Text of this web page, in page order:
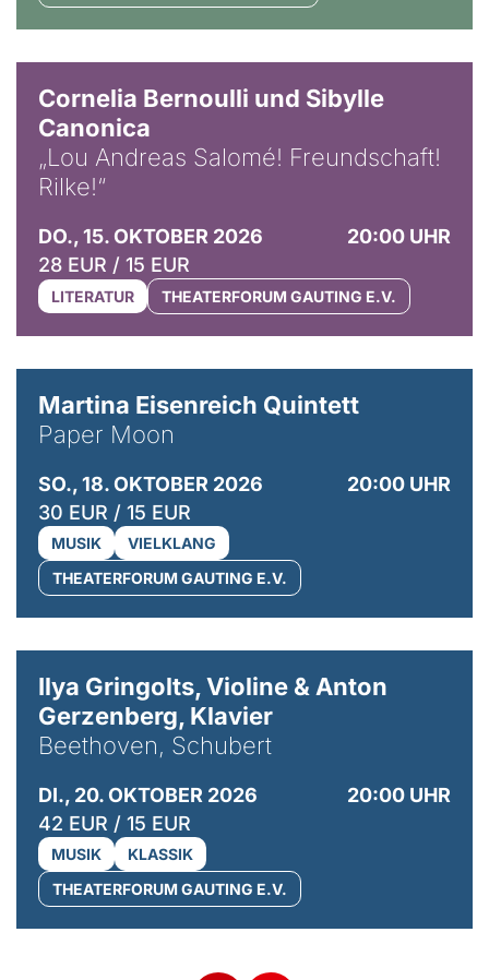
Cornelia Bernoulli und Sibylle
Canonica
„Lou Andreas Salomé! Freundschaft!
Rilke!“
DO., 15. OKTOBER 2026
20:00 UHR
28 EUR / 15 EUR
LITERATUR THEATERFORUM GAUTING E.V.
Martina Eisenreich Quintett
Paper Moon
SO., 18. OKTOBER 2026
20:00 UHR
30 EUR / 15 EUR
MUSIK
VIELKLANG
THEATERFORUM GAUTING E.V.
Ilya Gringolts, Violine & Anton
Gerzenberg, Klavier
Beethoven, Schubert
DI., 20. OKTOBER 2026
20:00 UHR
42 EUR / 15 EUR
MUSIK
KLASSIK
THEATERFORUM GAUTING E.V.